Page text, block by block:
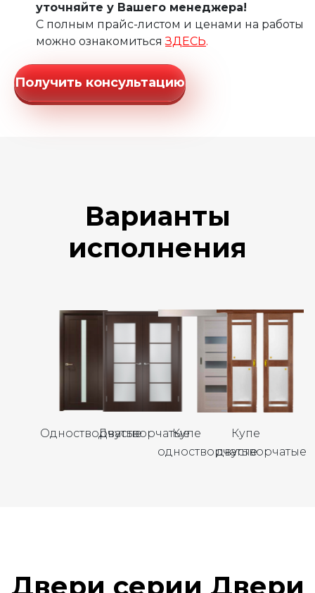
уточняйте у Вашего менеджера!
С полным прайс-листом и ценами на работы
можно ознакомитьсяЗДЕСЬ.
Получить консультацию
Варианты
исполнения
ОдностворчатыеДвустворчатые
Купе
одностворчатые
Купе
двустворчатые